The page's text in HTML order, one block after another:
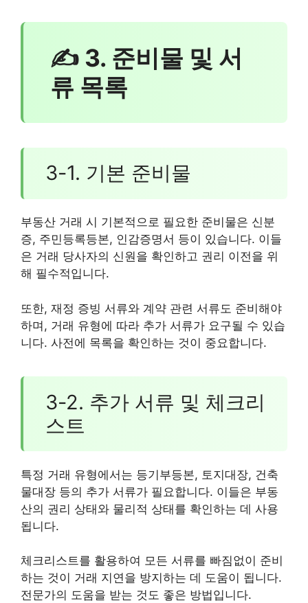
✍ 3. 준비물 및 서
류 목록
3-1. 기본 준비물
부동산 거래 시 기본적으로 필요한 준비물은 신분
증, 주민등록등본, 인감증명서 등이 있습니다. 이들
은 거래 당사자의 신원을 확인하고 권리 이전을 위
해 필수적입니다.
또한, 재정 증빙 서류와 계약 관련 서류도 준비해야
하며, 거래 유형에 따라 추가 서류가 요구될 수 있습
니다. 사전에 목록을 확인하는 것이 중요합니다.
3-2. 추가 서류 및 체크리
스트
특정 거래 유형에서는 등기부등본, 토지대장, 건축
물대장 등의 추가 서류가 필요합니다. 이들은 부동
산의 권리 상태와 물리적 상태를 확인하는 데 사용
됩니다.
체크리스트를 활용하여 모든 서류를 빠짐없이 준비
하는 것이 거래 지연을 방지하는 데 도움이 됩니다.
전문가의 도움을 받는 것도 좋은 방법입니다.